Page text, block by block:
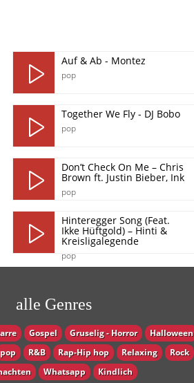
Auf & Ab - Montez
pop
Together We Fly - DJ Bobo
pop
Don’t Check On Me – Chris
Brown ft. Justin Bieber, Ink
pop
Hinteregger Song (Feat.
Ikke Hüftgold) – Hinti &
Kreisligalegende
pop
alle Genres
Gospel Gruselig - Horror Halloween
pop R&B Rap-Hip hop Relaxing Rock
Whatsapp Кindlich